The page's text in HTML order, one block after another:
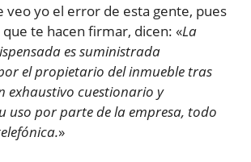
veo yo el error de esta gente, pues
te hacen firmar, dicen: «La
es suministrada
el propietario del inmueble tras
exhaustivo cuestionario y
uso por parte de la empresa, todo
»